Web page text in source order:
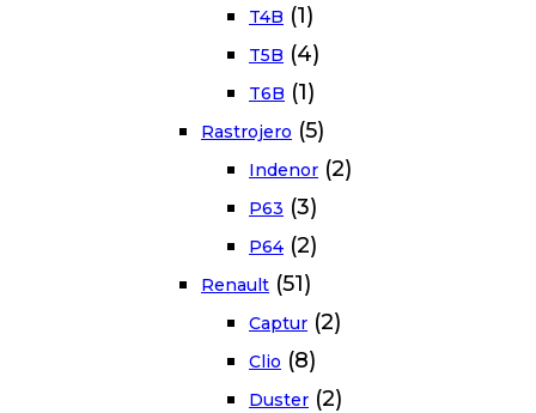
T4B (1)
T5B (4)
T6B (1)
Rastrojero (5)
Indenor (2)
P63 (3)
P64 (2)
Renault (51)
Captur (2)
Clio (8)
Duster (2)